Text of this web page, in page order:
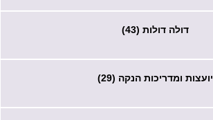
דולה דולות (43)
יועצות ומדריכות הנקה (29)